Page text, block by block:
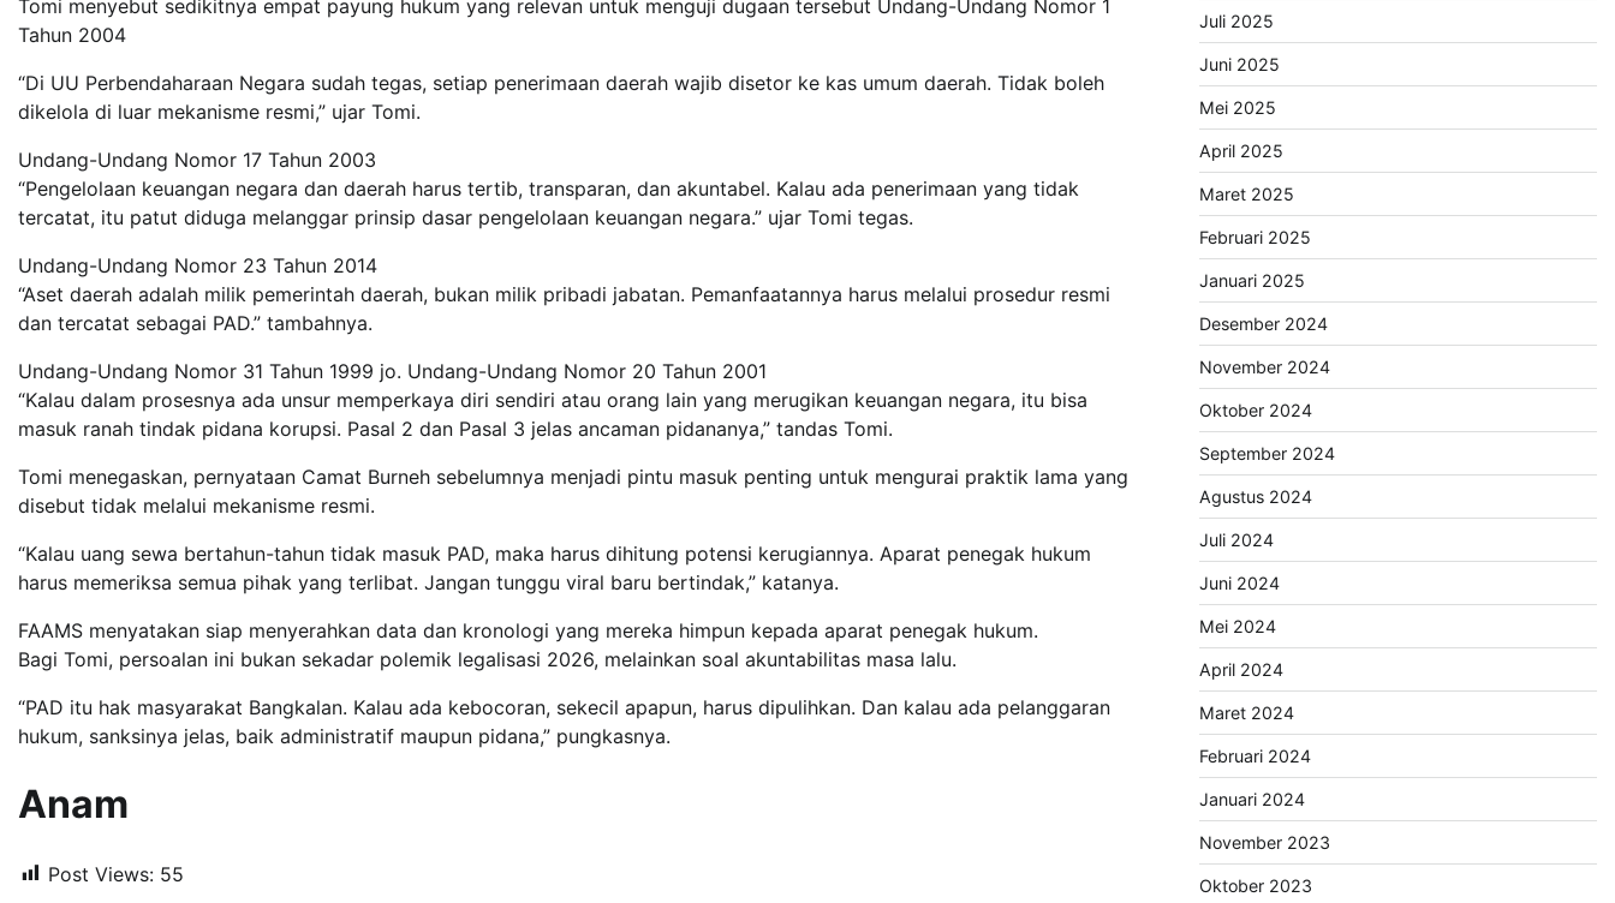
Tomi menyebut sedikitnya empat payung hukum yang relevan untuk menguji dugaan tersebut Undang-Undang Nomor 1
Tahun 2004
“Di UU Perbendaharaan Negara sudah tegas, setiap penerimaan daerah wajib disetor ke kas umum daerah. Tidak boleh
dikelola di luar mekanisme resmi,” ujar Tomi.
Undang-Undang Nomor 17 Tahun 2003
“Pengelolaan keuangan negara dan daerah harus tertib, transparan, dan akuntabel. Kalau ada penerimaan yang tidak
tercatat, itu patut diduga melanggar prinsip dasar pengelolaan keuangan negara.” ujar Tomi tegas.
Undang-Undang Nomor 23 Tahun 2014
“Aset daerah adalah milik pemerintah daerah, bukan milik pribadi jabatan. Pemanfaatannya harus melalui prosedur resmi
dan tercatat sebagai PAD.” tambahnya.
Undang-Undang Nomor 31 Tahun 1999 jo. Undang-Undang Nomor 20 Tahun 2001
“Kalau dalam prosesnya ada unsur memperkaya diri sendiri atau orang lain yang merugikan keuangan negara, itu bisa
masuk ranah tindak pidana korupsi. Pasal 2 dan Pasal 3 jelas ancaman pidananya,” tandas Tomi.
Tomi menegaskan, pernyataan Camat Burneh sebelumnya menjadi pintu masuk penting untuk mengurai praktik lama yang
disebut tidak melalui mekanisme resmi.
“Kalau uang sewa bertahun-tahun tidak masuk PAD, maka harus dihitung potensi kerugiannya. Aparat penegak hukum
harus memeriksa semua pihak yang terlibat. Jangan tunggu viral baru bertindak,” katanya.
FAAMS menyatakan siap menyerahkan data dan kronologi yang mereka himpun kepada aparat penegak hukum.
Bagi Tomi, persoalan ini bukan sekadar polemik legalisasi 2026, melainkan soal akuntabilitas masa lalu.
“PAD itu hak masyarakat Bangkalan. Kalau ada kebocoran, sekecil apapun, harus dipulihkan. Dan kalau ada pelanggaran
hukum, sanksinya jelas, baik administratif maupun pidana,” pungkasnya.
Anam
Post Views: 55
Juli 2025
Juni 2025
Mei 2025
April 2025
Maret 2025
Februari 2025
Januari 2025
Desember 2024
November 2024
Oktober 2024
September 2024
Agustus 2024
Juli 2024
Juni 2024
Mei 2024
April 2024
Maret 2024
Februari 2024
Januari 2024
November 2023
Oktober 2023